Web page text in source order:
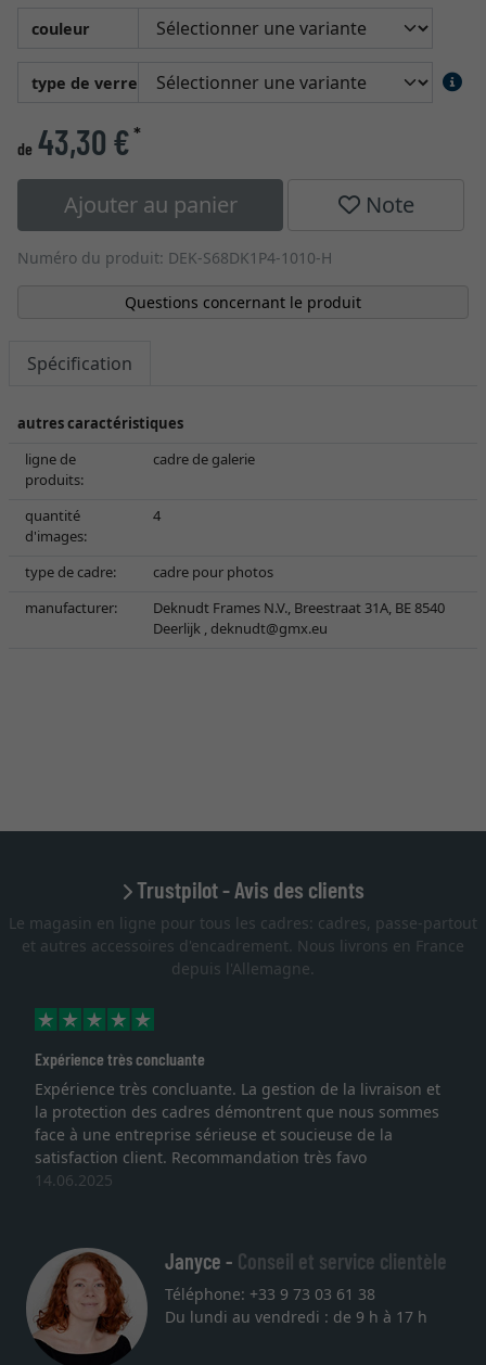
couleur
type de verre
de 43,30 €*
Ajouter au panier Note
Numéro du produit: DEK-S68DK1P4-1010-H
Questions concernant le produit
Spécification
autres caractéristiques
ligne de
produits:
cadre de galerie
quantité
d'images:
4
type de cadre:
cadre pour photos
manufacturer:
Deknudt Frames N.V., Breestraat 31A, BE 8540
Deerlijk , deknudt@gmx.eu
Trustpilot - Avis des clients
Le magasin en ligne pour tous les cadres: cadres, passe-partout
et autres accessoires d'encadrement. Nous livrons en France
depuis l'Allemagne.
Expérience très concluante
Expérience très concluante. La gestion de la livraison et
la protection des cadres démontrent que nous sommes
face à une entreprise sérieuse et soucieuse de la
satisfaction client. Recommandation très favo
14.06.2025
Janyce - Conseil et service clientèle
Téléphone: +33 9 73 03 61 38
Du lundi au vendredi : de 9 h à 17 h